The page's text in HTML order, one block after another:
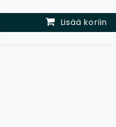
määrää Lisää koriin